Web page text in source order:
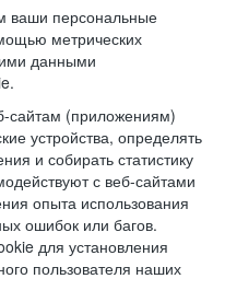
ваши персональные
метрических
данными
сайтам (приложениям)
устройства, определять
и собирать статистику
с веб-сайтами
опыта использования
ошибок или багов.
для установления
пользователя наших